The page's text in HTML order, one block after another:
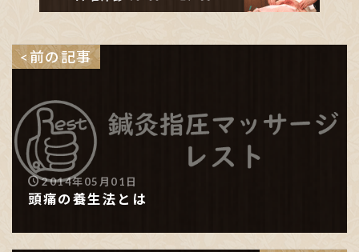
<前の記事
2014年05月01日
頭痛の養生法とは